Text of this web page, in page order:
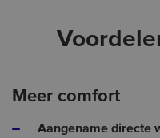
Meer comfort
Aangename directe